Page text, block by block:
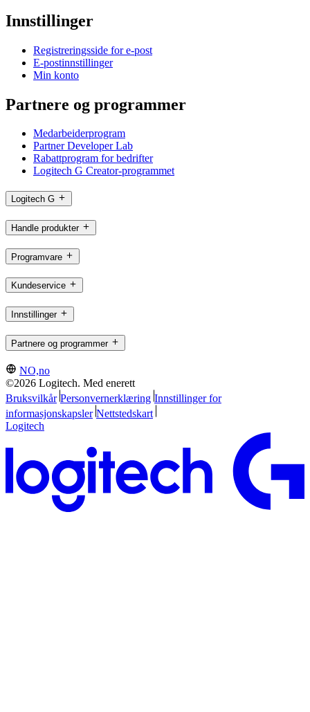
Innstillinger
Registreringsside for e-post
E-postinnstillinger
Min konto
Partnere og programmer
Medarbeiderprogram
Partner Developer Lab
Rabattprogram for bedrifter
Logitech G Creator-programmet
Logitech G
Handle produkter
Programvare
Kundeservice
Innstillinger
Partnere og programmer
NO,no
©2026 Logitech. Med enerett
Bruksvilkår Personvernerklæring Innstillinger for
informasjonskapsler Nettstedskart
Logitech